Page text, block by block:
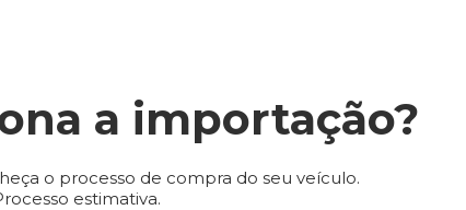
a importação?
o processo de compra do seu veículo.
estimativa.